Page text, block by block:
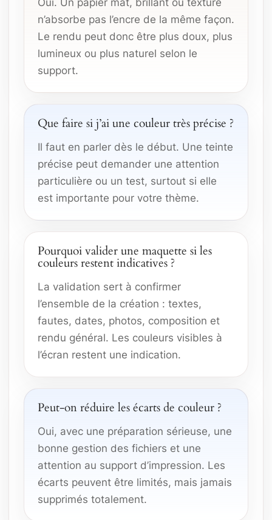
n’absorbe pas l’encre de la même façon.
Le rendu peut donc être plus doux, plus
lumineux ou plus naturel selon le
support.
Que faire si j’ai une couleur très précise ?
Il faut en parler dès le début. Une teinte
précise peut demander une attention
particulière ou un test, surtout si elle
est importante pour votre thème.
Pourquoi valider une maquette si les
couleurs restent indicatives ?
La validation sert à confirmer
l’ensemble de la création : textes,
fautes, dates, photos, composition et
rendu général. Les couleurs visibles à
l’écran restent une indication.
Peut-on réduire les écarts de couleur ?
Oui, avec une préparation sérieuse, une
bonne gestion des fichiers et une
attention au support d’impression. Les
écarts peuvent être limités, mais jamais
supprimés totalement.